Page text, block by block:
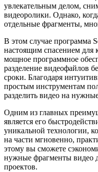
увлекательным делом,
видеоролики. Однако,
отдельные фрагменты,
В этом случае программа
настоящим спасением для
мощное программное
разделение видеофайлов
сроки. Благодаря
простым инструментам
разделить видео на
Одним из главных
является его
уникальной технологии,
на части мгновенно,
этому вы сможете
нужные фрагменты видео
проектов.